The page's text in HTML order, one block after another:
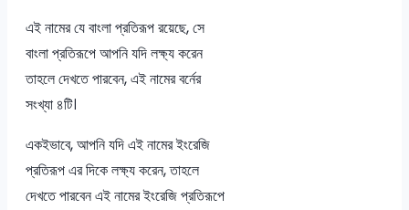
এই নামের যে বাংলা প্রতিরূপ রয়েছে, সে
বাংলা প্রতিরূপে আপনি যদি লক্ষ্য করেন
তাহলে দেখতে পারবেন, এই নামের বর্নের
সংখ্যা ৪টি।
একইভাবে, আপনি যদি এই নামের ইংরেজি
প্রতিরূপ এর দিকে লক্ষ্য করেন, তাহলে
দেখতে পারবেন এই নামের ইংরেজি প্রতিরূপে